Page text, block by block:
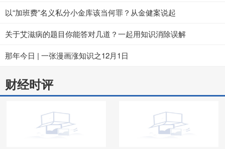
以“加班费”名义私分小金库该当何罪？从金健案说起
关于艾滋病的题目你能答对几道？一起用知识消除误解
那年今日 | 一张漫画涨知识之12月1日
财经时评